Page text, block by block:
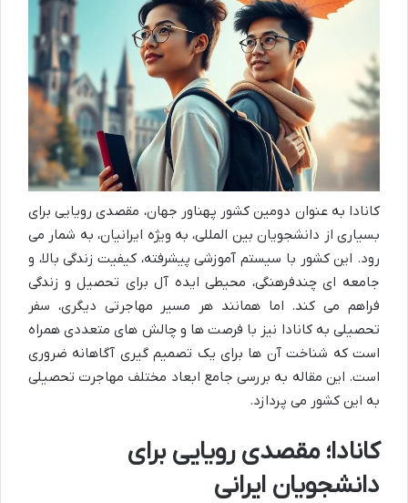
کانادا به عنوان دومین کشور پهناور جهان، مقصدی رویایی برای
بسیاری از دانشجویان بین المللی، به ویژه ایرانیان، به شمار می
رود. این کشور با سیستم آموزشی پیشرفته، کیفیت زندگی بالا، و
جامعه ای چندفرهنگی، محیطی ایده آل برای تحصیل و زندگی
فراهم می کند. اما همانند هر مسیر مهاجرتی دیگری، سفر
تحصیلی به کانادا نیز با فرصت ها و چالش های متعددی همراه
است که شناخت آن ها برای یک تصمیم گیری آگاهانه ضروری
است. این مقاله به بررسی جامع ابعاد مختلف مهاجرت تحصیلی
به این کشور می پردازد.
کانادا؛ مقصدی رویایی برای
دانشجویان ایرانی